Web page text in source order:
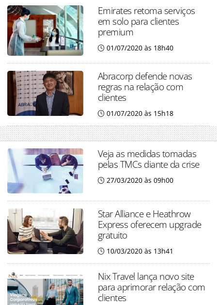
Emirates retoma serviços
em solo para clientes
premium
01/07/2020 às 18h40
Abracorp defende novas
regras na relação com
clientes
01/07/2020 às 15h18
Veja as medidas tomadas
pelas TMCs diante da crise
27/03/2020 às 09h00
Star Alliance e Heathrow
Express oferecem upgrade
gratuito
10/03/2020 às 13h41
Nix Travel lança novo site
para aprimorar relação com
clientes